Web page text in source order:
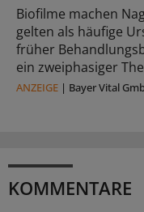
Biofilme machen
gelten als häufige
früher
ein zweiphasiger
ANZEIGE | Bayer Vital
KOMMENTARE